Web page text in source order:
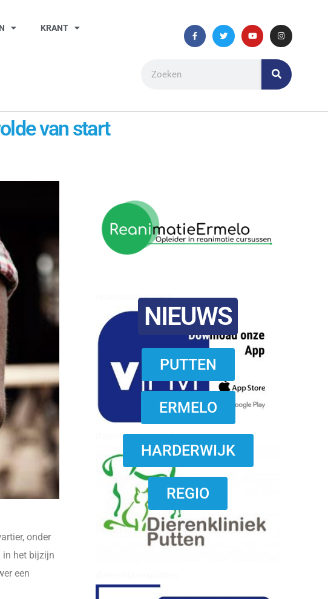
KRANT
van start
reanimatie ermelo
download onzze App
NIEUWS
PUTTEN
ERMELO
HARDERWIJK
REGIO
onder
in het bijzijn
een